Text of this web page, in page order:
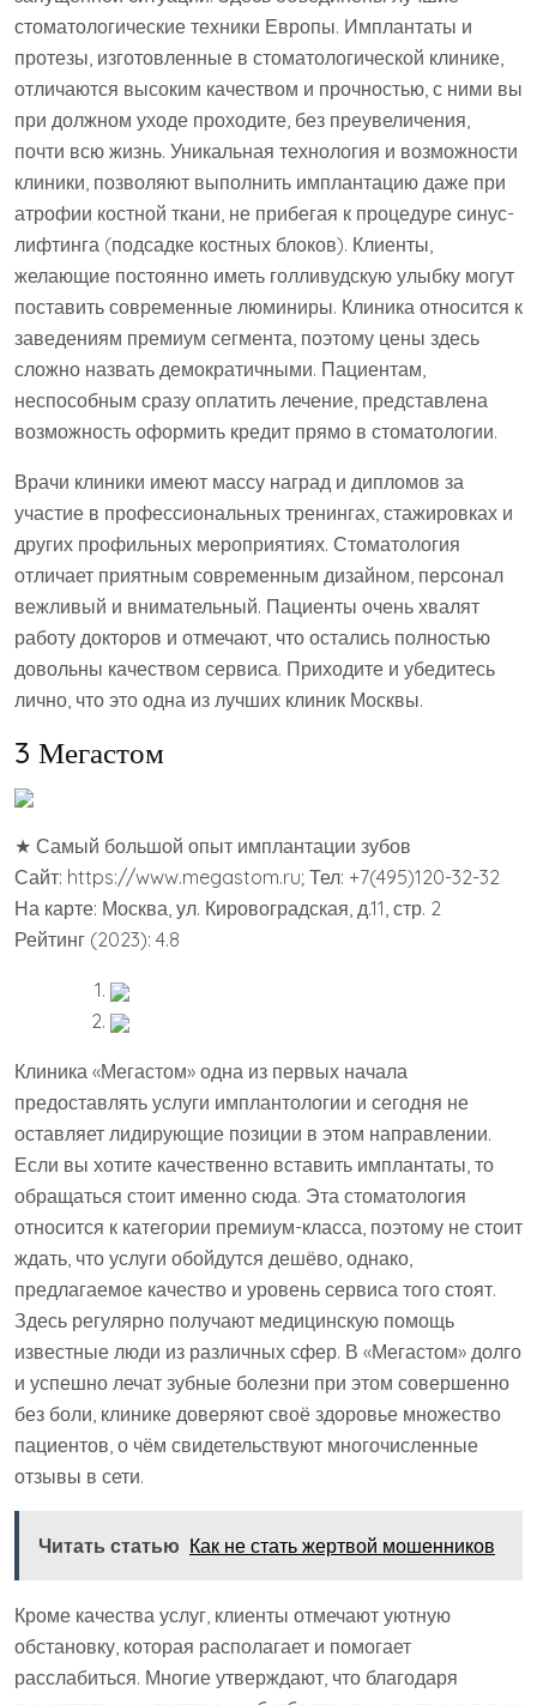
стоматологические техники Европы. Имплантаты и
протезы, изготовленные в стоматологической клинике,
отличаются высоким качеством и прочностью, с ними вы
при должном уходе проходите, без преувеличения,
почти всю жизнь. Уникальная технология и возможности
клиники, позволяют выполнить имплантацию даже при
атрофии костной ткани, не прибегая к процедуре синус-
лифтинга (подсадке костных блоков). Клиенты,
желающие постоянно иметь голливудскую улыбку могут
поставить современные люминиры. Клиника относится к
заведениям премиум сегмента, поэтому цены здесь
сложно назвать демократичными. Пациентам,
неспособным сразу оплатить лечение, представлена
возможность оформить кредит прямо в стоматологии.
Врачи клиники имеют массу наград и дипломов за
участие в профессиональных тренингах, стажировках и
других профильных мероприятиях. Стоматология
отличает приятным современным дизайном, персонал
вежливый и внимательный. Пациенты очень хвалят
работу докторов и отмечают, что остались полностью
довольны качеством сервиса. Приходите и убедитесь
лично, что это одна из лучших клиник Москвы.
3 Мегастом
★ Самый большой опыт имплантации зубов
Сайт: https://www.megastom.ru; Тел: +7(495)120-32-32
На карте: Москва, ул. Кировоградская, д.11, стр. 2
Рейтинг (2023): 4.8
Клиника «Мегастом» одна из первых начала
предоставлять услуги имплантологии и сегодня не
оставляет лидирующие позиции в этом направлении.
Если вы хотите качественно вставить имплантаты, то
обращаться стоит именно сюда. Эта стоматология
относится к категории премиум-класса, поэтому не стоит
ждать, что услуги обойдутся дешёво, однако,
предлагаемое качество и уровень сервиса того стоят.
Здесь регулярно получают медицинскую помощь
известные люди из различных сфер. В «Мегастом» долго
и успешно лечат зубные болезни при этом совершенно
без боли, клинике доверяют своё здоровье множество
пациентов, о чём свидетельствуют многочисленные
отзывы в сети.
Читать статью Как не стать жертвой мошенников
Кроме качества услуг, клиенты отмечают уютную
обстановку, которая располагает и помогает
расслабиться. Многие утверждают, что благодаря